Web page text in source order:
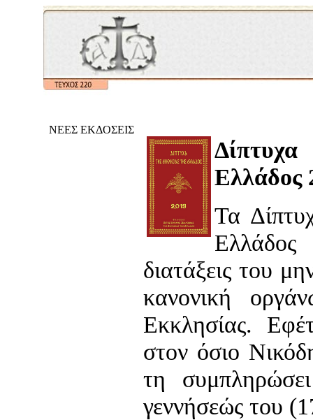
ΝΕΕΣ ΕΚΔΟΣΕΙΣ
Ελλάδος
Τα
Ελλάδος
διατάξεις του
κανονική
Εκκλησίας.
στον όσιο
τη
γεννήσεώς του